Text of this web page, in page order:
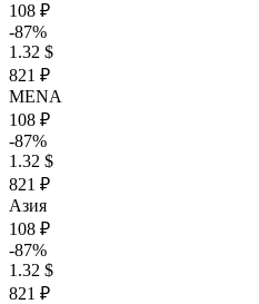
108 ₽
-87%
1.32 $
821 ₽
MENA
108 ₽
-87%
1.32 $
821 ₽
Азия
108 ₽
-87%
1.32 $
821 ₽